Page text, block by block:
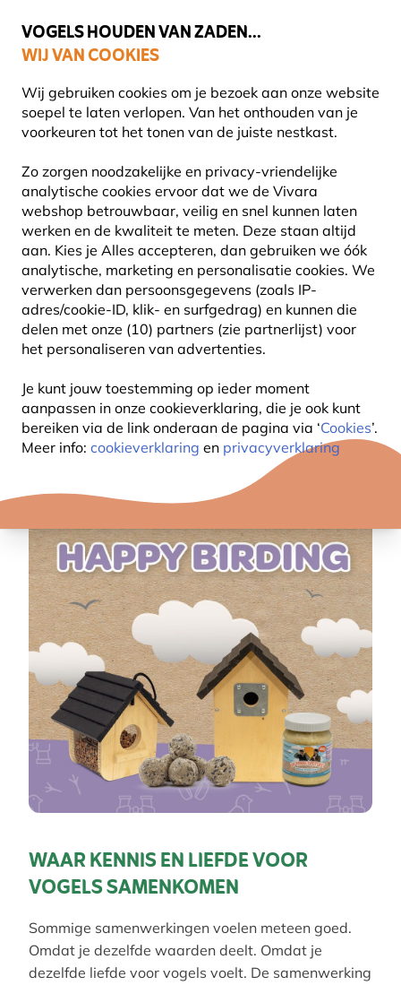
VOGELS HOUDEN VAN ZADEN...
WIJ VAN COOKIES
Wij gebruiken cookies om je bezoek aan onze website
soepel te laten verlopen. Van het onthouden van je
voorkeuren tot het tonen van de juiste nestkast.
Zo zorgen noodzakelijke en privacy-vriendelijke
analytische cookies ervoor dat we de Vivara
webshop betrouwbaar, veilig en snel kunnen laten
werken en de kwaliteit te meten. Deze staan altijd
aan. Kies je Alles accepteren, dan gebruiken we óók
analytische, marketing en personalisatie cookies. We
verwerken dan persoonsgegevens (zoals IP-
adres/cookie-ID, klik- en surfgedrag) en kunnen die
delen met onze (10) partners (zie partnerlijst) voor
het personaliseren van advertenties.
Je kunt jouw toestemming op ieder moment
aanpassen in onze cookieverklaring, die je ook kunt
bereiken via de link onderaan de pagina via ‘Cookies’.
Meer info: cookieverklaring en privacyverklaring
Gratis thuisbezorgd vanaf €49
WELKOM BIJ DE
VOGELSPOTCAST
WAAR KENNIS EN LIEFDE VOOR
VOGELS SAMENKOMEN
Sommige samenwerkingen voelen meteen goed.
Omdat je dezelfde waarden deelt. Omdat je
dezelfde liefde voor vogels voelt. De samenwerking